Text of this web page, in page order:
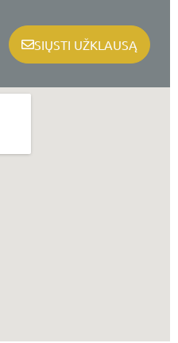
SIŲSTI UŽKLAUSĄ